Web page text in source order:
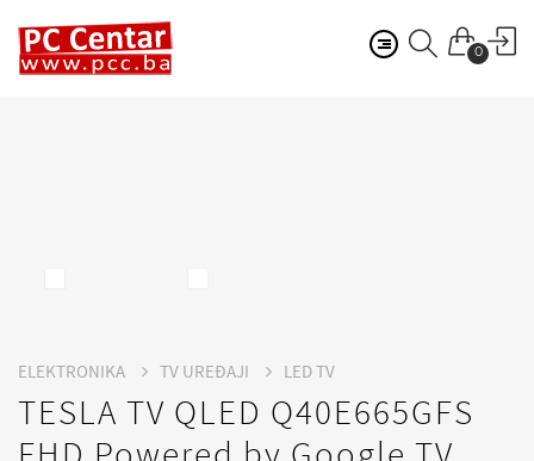
0
ELEKTRONIKA TV UREĐAJI LED TV
TESLA TV QLED Q40E665GFS